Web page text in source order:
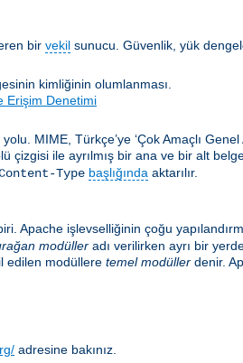
bir vekil sunucu. Güvenlik, yük
kimliğinin olumlanması.
Erişim Denetimi
MIME, Türkçe’ye ‘Çok Amaçlı
çizgisi ile ayrılmış bir ana ve bir alt
Type başlığında aktarılır.
Apache işlevselliğinin çoğu
modüller adı verilirken ayrı bir
edilen modüllere temel modüller denir.
adresine bakınız.